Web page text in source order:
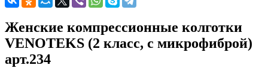
Женские компрессионные колготки
VENOTEKS (2 класс, с микрофиброй)
арт.234